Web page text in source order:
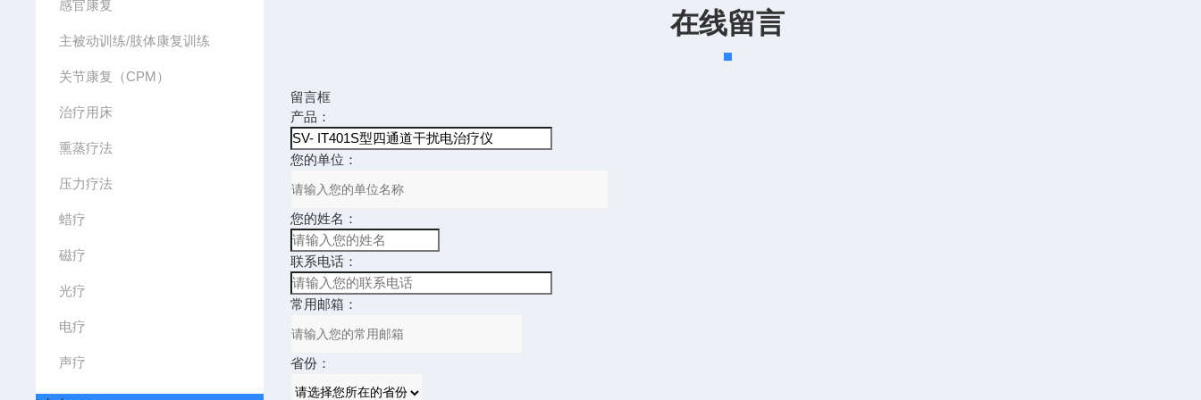
感官康复
主被动训练/肢体康复训练
关节康复（CPM）
治疗用床
熏蒸疗法
压力疗法
蜡疗
磁疗
光疗
电疗
声疗
在线留言
留言框
产品：
您的单位：
您的姓名：
联系电话：
常用邮箱：
省份：